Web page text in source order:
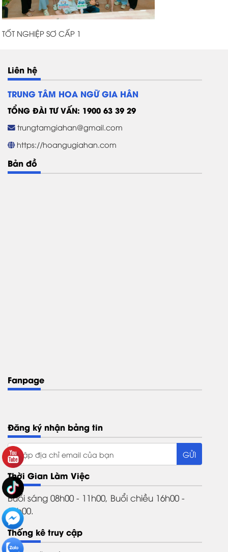
TỐT NGHIỆP SƠ CẤP 1
Liên hệ
TRUNG TÂM HOA NGỮ GIA HÂN
TỔNG ĐÀI TƯ VẤN: 1900 63 39 29
trungtamgiahan@gmail.com
https://hoangugiahan.com
Bản đồ
Fanpage
Đăng ký nhận bảng tin
Thời Gian Làm Việc
Buổi sáng 08h00 - 11h00, Buổi chiều 16h00 -
21h00.
Thống kê truy cập